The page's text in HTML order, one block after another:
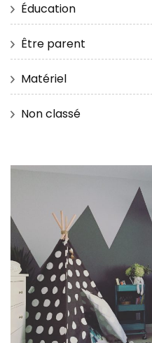
Éducation
Être parent
Matériel
Non classé